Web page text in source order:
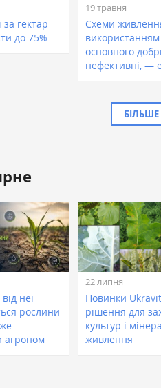
за гектар
до 75%
19 травня
Схеми
основного
нефективні, —
БІЛЬШЕ
неї
рослини
агроном
22 липня
Новинки
рішення для
культур і
живлення